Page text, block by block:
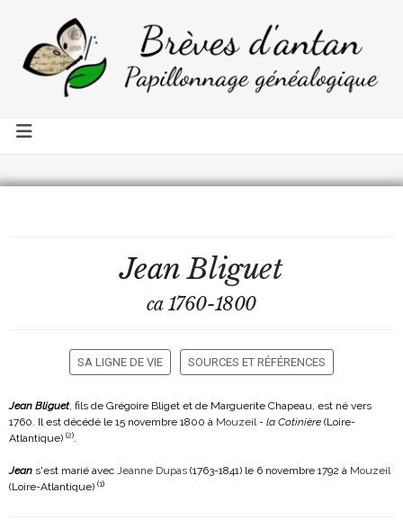
JeanBliguet
ca 1760-1800
SA LIGNE DE VIE SOURCES ET RÉFÉRENCES
Jean Bliguet, fils de Grégoire Bliget et de Marguerite Chapeau, est né vers
1760. Il est décédé le 15 novembre 1800 à Mouzeil- la Cotinière (Loire-
Atlantique) (2).
Jean s'est marié avec Jeanne Dupas (1763-1841) le 6 novembre 1792 à Mouzeil
(Loire-Atlantique) (1)